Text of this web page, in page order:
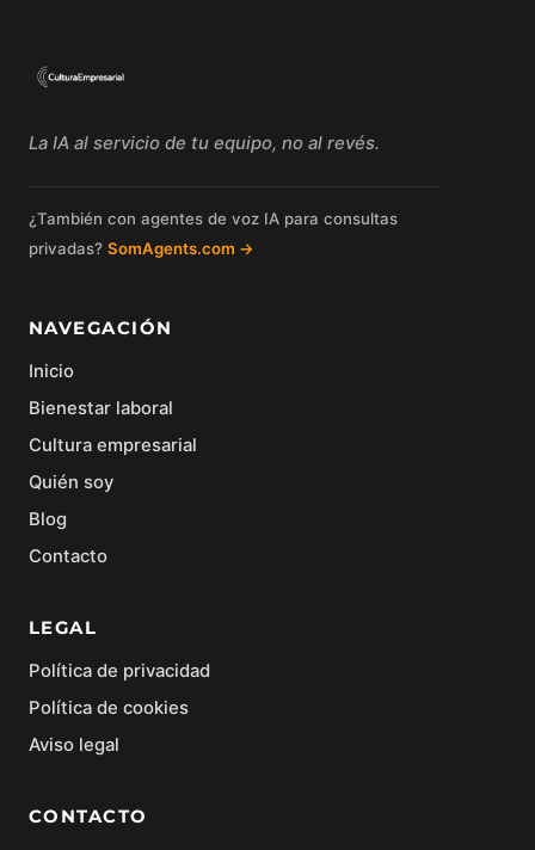
La IA al servicio de tu equipo, no al revés.
¿También con agentes de voz IA para consultas
privadas? SomAgents.com →
NAVEGACIÓN
Inicio
Bienestar laboral
Cultura empresarial
Quién soy
Blog
Contacto
LEGAL
Política de privacidad
Política de cookies
Aviso legal
CONTACTO